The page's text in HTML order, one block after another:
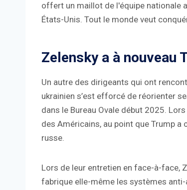
offert un maillot de l'équipe nationale
États-Unis. Tout le monde veut
Zelensky a à nouveau
Un autre des dirigeants qui ont
ukrainien s’est efforcé de réorienter
dans le Bureau Ovale début 2025.
des Américains, au point que Trump
russe.
Lors de leur entretien en face-à-face,
fabrique elle-même les systèmes